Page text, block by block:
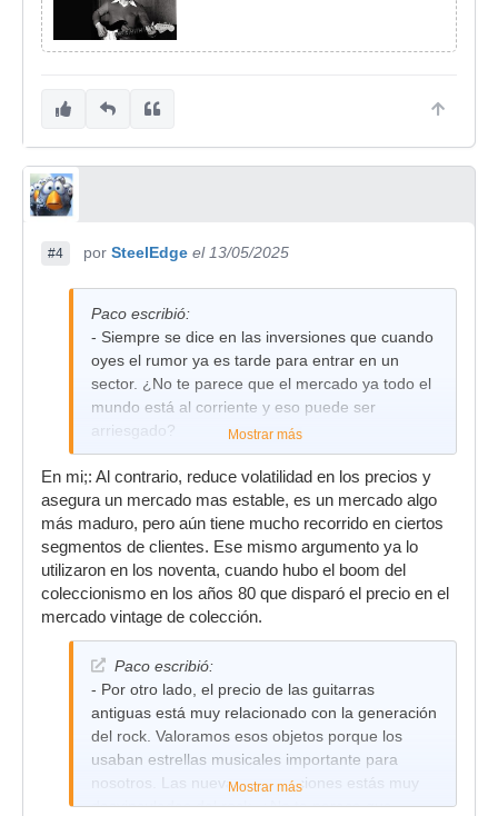
#4 por SteelEdge el 13/05/2025
Paco escribió:
- Siempre se dice en las inversiones que cuando
oyes el rumor ya es tarde para entrar en un
sector. ¿No te parece que el mercado ya todo el
mundo está al corriente y eso puede ser
arriesgado?
Mostrar más
En mi;: Al contrario, reduce volatilidad en los precios y
asegura un mercado mas estable, es un mercado algo
más maduro, pero aún tiene mucho recorrido en ciertos
segmentos de clientes. Ese mismo argumento ya lo
utilizaron en los noventa, cuando hubo el boom del
coleccionismo en los años 80 que disparó el precio en el
mercado vintage de colección.
Paco escribió:
- Por otro lado, el precio de las guitarras
antiguas está muy relacionado con la generación
del rock. Valoramos esos objetos porque los
usaban estrellas musicales importante para
nosotros. Las nuevas generaciones estás muy
desvinculadas del rock. ¿No te parece que
Mostrar más